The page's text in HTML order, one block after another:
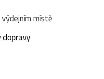
místě
dopravy